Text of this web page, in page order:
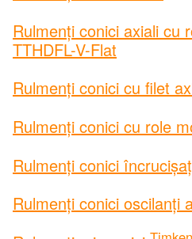
Rulmenți conici axiali cu
TTHDFL-V-Flat
Rulmenți conici cu filet
Rulmenți conici cu role
Rulmenți conici
Rulmenți conici oscilanți